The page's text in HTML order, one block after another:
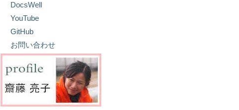
DocsWell
YouTube
GitHub
お問い合わせ